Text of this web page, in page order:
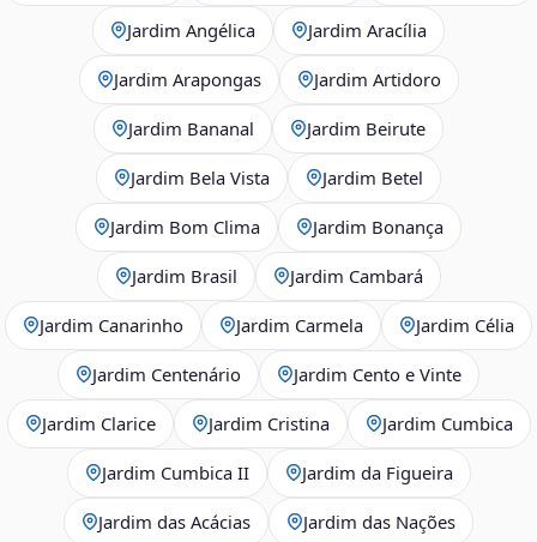
Jardim Angélica Jardim Aracília
Jardim Arapongas Jardim Artidoro
Jardim Bananal Jardim Beirute
Jardim Bela Vista Jardim Betel
Jardim Bom Clima Jardim Bonança
Jardim Brasil Jardim Cambará
Jardim Canarinho Jardim Carmela Jardim Célia
Jardim Centenário Jardim Cento e Vinte
Jardim Clarice Jardim Cristina Jardim Cumbica
Jardim Cumbica II Jardim da Figueira
Jardim das Acácias Jardim das Nações